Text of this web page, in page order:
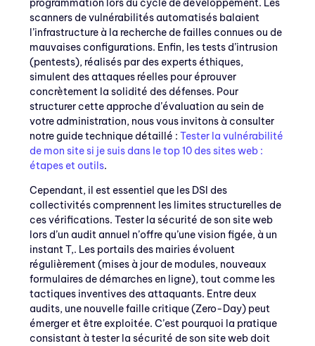
programmation lors du cycle de développement. Les
scanners de vulnérabilités automatisés balaient
l’infrastructure à la recherche de failles connues ou de
mauvaises configurations. Enfin, les tests d’intrusion
(pentests), réalisés par des experts éthiques,
simulent des attaques réelles pour éprouver
concrètement la solidité des défenses. Pour
structurer cette approche d’évaluation au sein de
votre administration, nous vous invitons à consulter
notre guide technique détaillé : Tester la vulnérabilité
de mon site si je suis dans le top 10 des sites web :
étapes et outils.
Cependant, il est essentiel que les DSI des
collectivités comprennent les limites structurelles de
ces vérifications. Tester la sécurité de son site web
lors d’un audit annuel n’offre qu’une vision figée, à un
instant T,. Les portails des mairies évoluent
régulièrement (mises à jour de modules, nouveaux
formulaires de démarches en ligne), tout comme les
tactiques inventives des attaquants. Entre deux
audits, une nouvelle faille critique (Zero-Day) peut
émerger et être exploitée. C’est pourquoi la pratique
consistant à tester la sécurité de son site web doit